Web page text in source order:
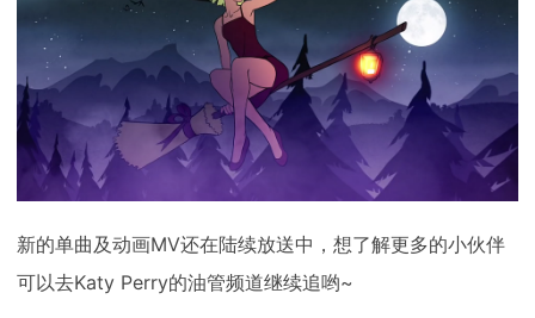
新的单曲及动画MV还在陆续放送中，想了解更多的小伙伴
可以去Katy Perry的油管频道继续追哟~